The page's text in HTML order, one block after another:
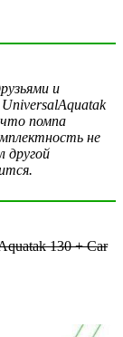
и
помпа
не
другой
130 + Car